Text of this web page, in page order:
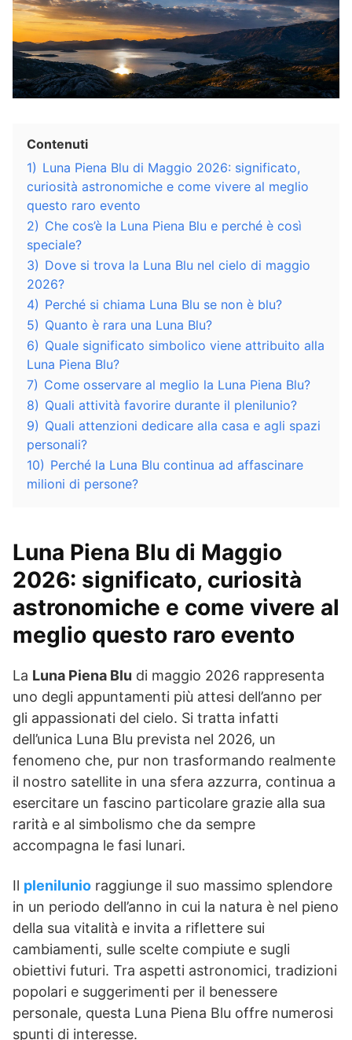
Contenuti
1) Luna Piena Blu di Maggio 2026: significato,
curiosità astronomiche e come vivere al meglio
questo raro evento
2) Che cos’è la Luna Piena Blu e perché è così
speciale?
3) Dove si trova la Luna Blu nel cielo di maggio
2026?
4) Perché si chiama Luna Blu se non è blu?
5) Quanto è rara una Luna Blu?
6) Quale significato simbolico viene attribuito alla
Luna Piena Blu?
7) Come osservare al meglio la Luna Piena Blu?
8) Quali attività favorire durante il plenilunio?
9) Quali attenzioni dedicare alla casa e agli spazi
personali?
10) Perché la Luna Blu continua ad affascinare
milioni di persone?
Luna Piena Blu di Maggio
2026: significato, curiosità
astronomiche e come vivere al
meglio questo raro evento
La Luna Piena Blu di maggio 2026 rappresenta
uno degli appuntamenti più attesi dell’anno per
gli appassionati del cielo. Si tratta infatti
dell’unica Luna Blu prevista nel 2026, un
fenomeno che, pur non trasformando realmente
il nostro satellite in una sfera azzurra, continua a
esercitare un fascino particolare grazie alla sua
rarità e al simbolismo che da sempre
accompagna le fasi lunari.
Il plenilunio raggiunge il suo massimo splendore
in un periodo dell’anno in cui la natura è nel pieno
della sua vitalità e invita a riflettere sui
cambiamenti, sulle scelte compiute e sugli
obiettivi futuri. Tra aspetti astronomici, tradizioni
popolari e suggerimenti per il benessere
personale, questa Luna Piena Blu offre numerosi
spunti di interesse.